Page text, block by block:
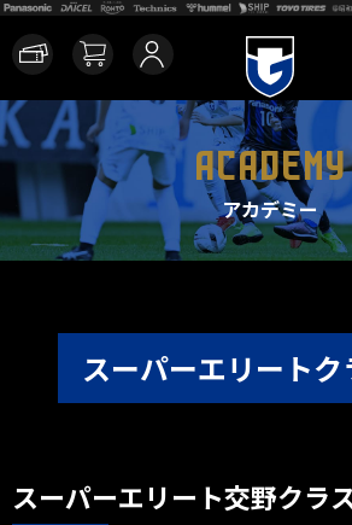
ACADEMY
アカデミー
スーパーエリート
スーパーエリート交野クラ